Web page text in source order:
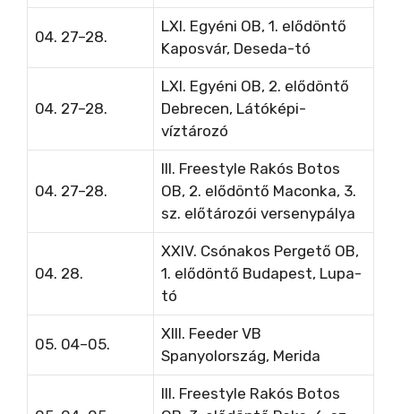
04. 27–28.
LXI. Egyéni OB, 1. elődöntő
Kaposvár, Deseda-tó
04. 27–28.
LXI. Egyéni OB, 2. elődöntő
Debrecen, Látóképi-
víztározó
04. 27–28.
III. Freestyle Rakós Botos
OB, 2. elődöntő Maconka, 3.
sz. előtározói versenypálya
04. 28.
XXIV. Csónakos Pergető OB,
1. elődöntő Budapest, Lupa-
tó
05. 04–05.
XIII. Feeder VB
Spanyolország, Merida
III. Freestyle Rakós Botos